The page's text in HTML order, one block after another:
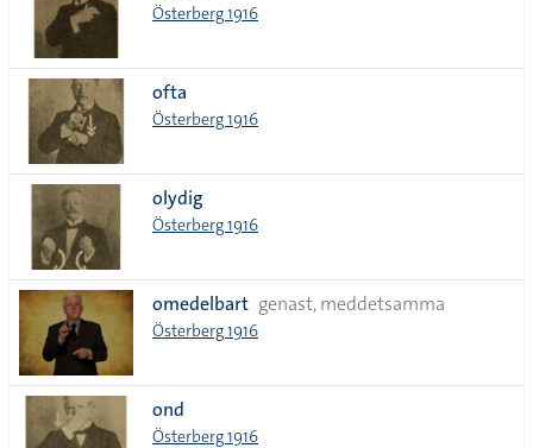
Österberg 1916
ofta
Österberg 1916
olydig
Österberg 1916
omedelbart genast, meddetsamma
Österberg 1916
ond
Österberg 1916